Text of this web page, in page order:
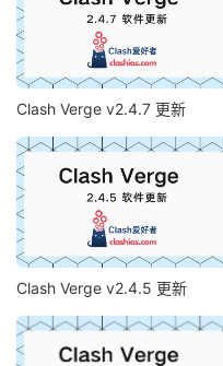
Clash Verge v2.4.7 更新
Clash Verge v2.4.5 更新